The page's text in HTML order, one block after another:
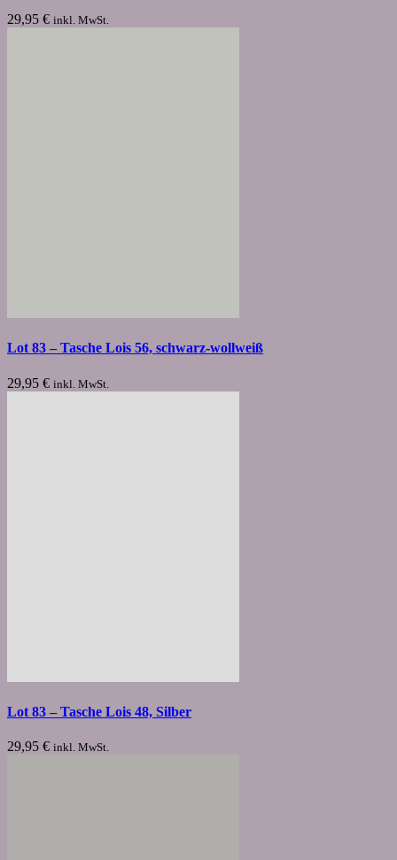
29,95 € inkl. MwSt.
Lot 83 – Tasche Lois 56, schwarz-wollweiß
29,95 € inkl. MwSt.
Lot 83 – Tasche Lois 48, Silber
29,95 € inkl. MwSt.